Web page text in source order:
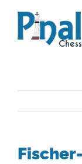
contenido